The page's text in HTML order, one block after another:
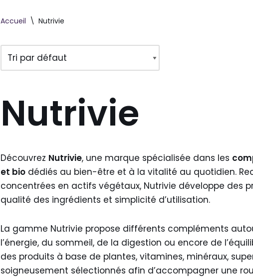
Accueil \ Nutrivie
Nutrivie
Découvrez Nutrivie, une marque spécialisée dans les
et biodédiés au bien-être et à la vitalité au quotidien.
concentrées en actifs végétaux, Nutrivie développe des
qualité des ingrédients et simplicité d’utilisation.
La gamme Nutrivie propose différents compléments
l’énergie, du sommeil, de la digestion ou encore de
des produits à base de plantes, vitamines, minéraux,
soigneusement sélectionnés afin d’accompagner une